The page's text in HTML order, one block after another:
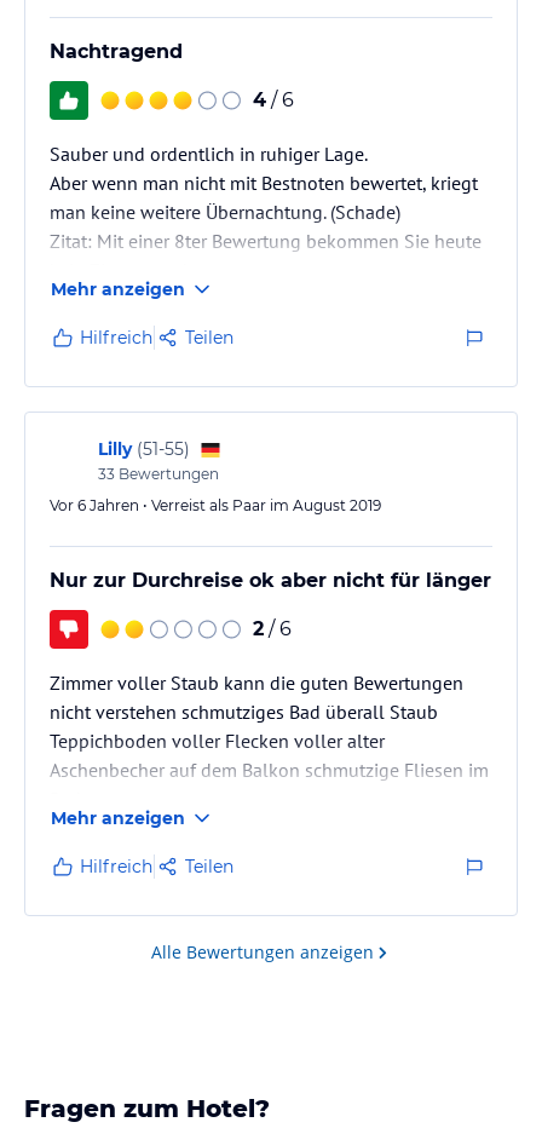
Nachtragend
4 / 6
Sauber und ordentlich in ruhiger Lage.
Aber wenn man nicht mit Bestnoten bewertet, kriegt
man keine weitere Übernachtung. (Schade)
Zitat: Mit einer 8ter Bewertung bekommen Sie heute
Mehr anzeigen
Hilfreich Teilen
Lilly (51-55)
33 Bewertungen
Vor 6 Jahren • Verreist als Paar im August 2019
Nur zur Durchreise ok aber nicht für länger
2 / 6
Zimmer voller Staub kann die guten Bewertungen
nicht verstehen schmutziges Bad überall Staub
Teppichboden voller Flecken voller alter
Aschenbecher auf dem Balkon schmutzige Fliesen im
Mehr anzeigen
Hilfreich Teilen
Alle Bewertungen anzeigen
Fragen zum Hotel?